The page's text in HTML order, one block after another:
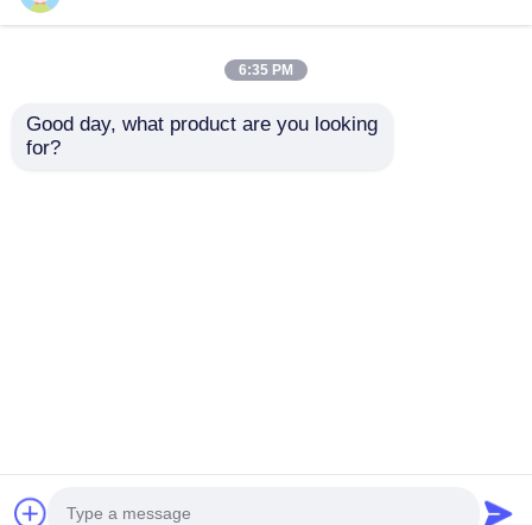
Ningbo VivaTrade Technology Co., Ltd.. All Rights
6:35 PM
Good day, what product are you looking
for?